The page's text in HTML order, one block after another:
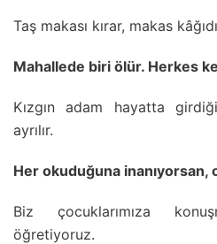
Taş makası kırar, makas
Mahallede biri ölür. Herkes
Kızgın adam hayatta
ayrılır.
Her okuduğuna inanıyorsan,
Biz çocuklarımıza
öğretiyoruz.